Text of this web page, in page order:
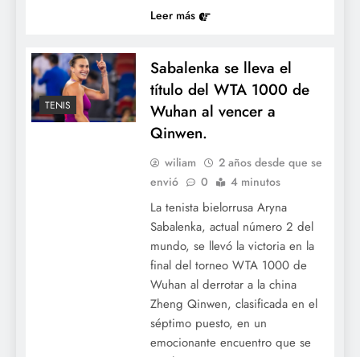
Leer más
TENIS
Sabalenka se lleva el
título del WTA 1000 de
Wuhan al vencer a
Qinwen.
wiliam
2 años desde que se
envió
0 4 minutos
La tenista bielorrusa Aryna
Sabalenka, actual número 2 del
mundo, se llevó la victoria en la
final del torneo WTA 1000 de
Wuhan al derrotar a la china
Zheng Qinwen, clasificada en el
séptimo puesto, en un
emocionante encuentro que se